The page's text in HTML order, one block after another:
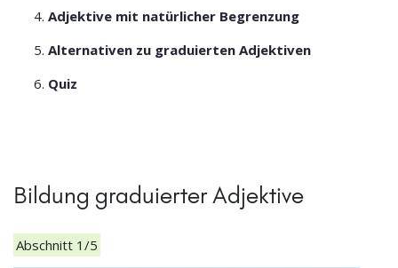
Adjektive mit natürlicher Begrenzung
Alternativen zu graduierten Adjektiven
Quiz
Bildung graduierter Adjektive
Abschnitt 1/5